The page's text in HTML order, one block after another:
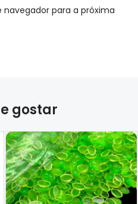
navegador para a próxima
gostar